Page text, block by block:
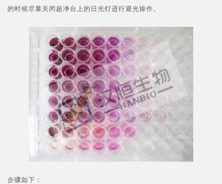
的时候尽量关闭超净台上的日光灯进行避光操作。
步骤如下：